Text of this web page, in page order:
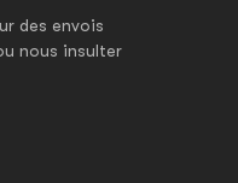
des envois
nous insulter